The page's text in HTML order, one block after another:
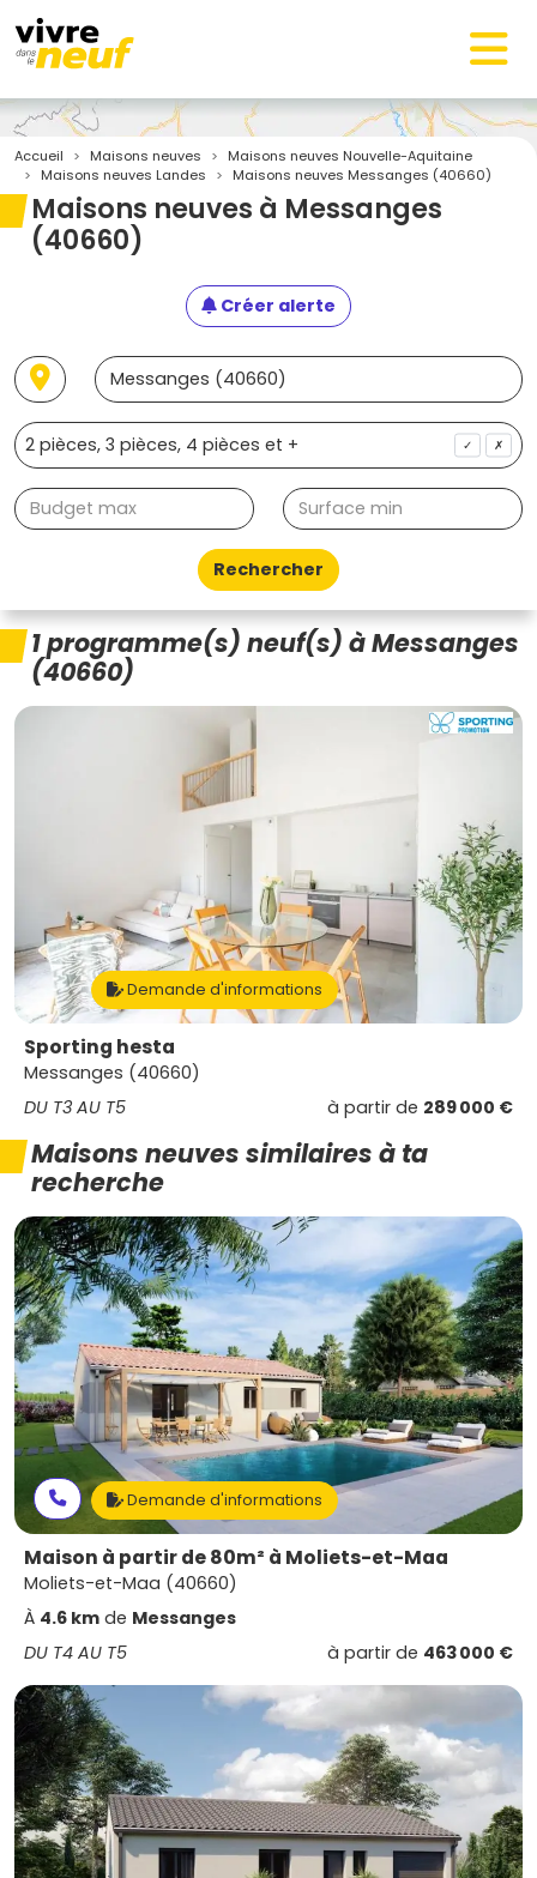
Accueil Maisons neuves
Maisons neuves Nouvelle-Aquitaine
Maisons neuves Landes
Maisons neuves Messanges (40660)
Maisons neuves à Messanges
(40660)
Créer alerte
✓ ✗
Rechercher
1 programme(s) neuf(s) à Messanges
(40660)
Demande d'informations
Sporting hesta
Messanges (40660)
DU T3 AU T5
à partir de 289 000 €
Maisons neuves similaires à ta
recherche
Demande d'informations
Maison à partir de 80m² à Moliets-et-Maa
Moliets-et-Maa (40660)
À 4.6 km de Messanges
DU T4 AU T5
à partir de 463 000 €